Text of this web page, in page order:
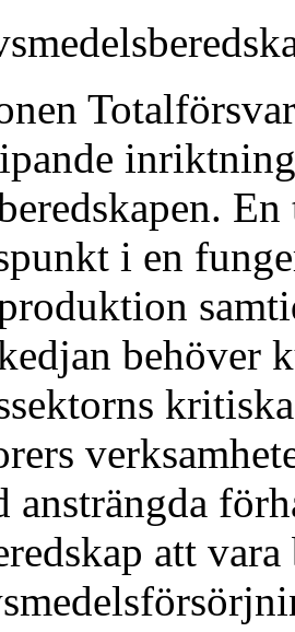
i en
behöver
ansträngda
att